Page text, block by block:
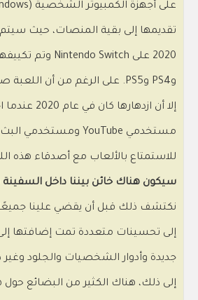
تقديمها إلى بقية المنصات، حيث
إلا أن
للاستمتاع بالألعاب مع أصدقاء هذه
سيكون هناك خائن بيننا داخل السفينة
نكتشف ذلك قبل أن يقضي علينا
إلى تحسينات متعددة تمت إضافتها
جديدة وأدوار الشخصيات والجلود وغير
إلى ذلك، هناك الكثير من البضائع حول